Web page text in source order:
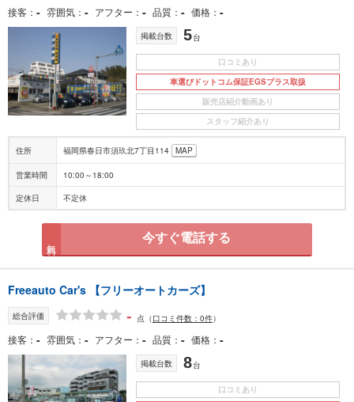
接客 - 雰囲気 - アフター - 品質 - 価格 -
掲載台数 5台
口コミあり
車選びドットコム保証EGSプラス取扱
販売店紹介動画あり
スタッフ紹介あり
住所 福岡県春日市須玖北7丁目114 MAP
営業時間 10:00～18:00
定休日 不定休
今すぐ電話する
Freeauto Car's 【フリーオートカーズ】
総合評価 - 点 （口コミ件数：0件）
接客 - 雰囲気 - アフター - 品質 - 価格 -
掲載台数 8台
口コミあり